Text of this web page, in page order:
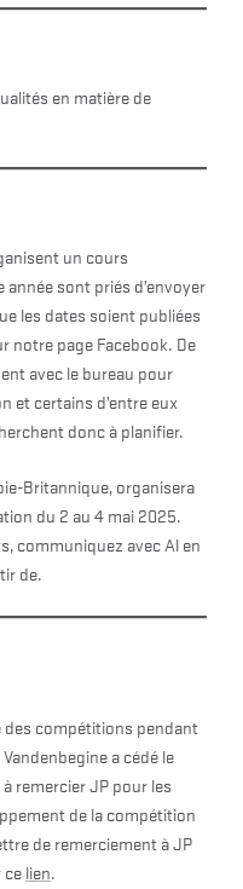
en matière de
un cours
sont priés d’envoyer
les dates soient publiées
notre page Facebook. De
avec le bureau pour
et certains d’entre eux
donc à planifier.
Britannique, organisera
du 2 au 4 mai 2025.
communiquez avec Al en
de.
des compétitions pendant
a cédé le
remercier JP pour les
de la compétition
de remerciement à JP
celien.